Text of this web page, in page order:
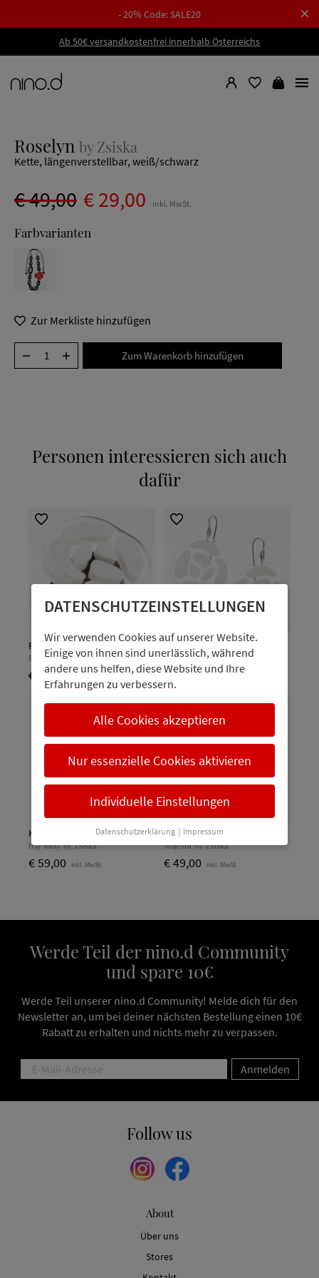
- 20% Code: SALE20
Ab 50€ versandkostenfrei innerhalb Österreichs
Roselyn by Zsiska
Kette, längenverstellbar, weiß/schwarz
€ 49,00 € 29,00 inkl. MwSt.
Farbvarianten
Zur Merkliste hinzufügen
Personen interessieren sich auch
dafür
Ring, weiß
Roselyn by Zsiska
€ 32,00 € 16,00 inkl. MwSt.
Ohrringe, weiß
Roselyn by Zsiska
€ 36,00 € 22,00
Kette, längenverstellbar, rot
Itsy bitsy by Zsiska
€ 59,00 inkl. MwSt.
Kette , kupfer
Majestic by Zsiska
€ 49,00 inkl. MwSt.
Werde Teil der nino.d Community
und spare 10€
Werde Teil unserer nino.d Community! Melde dich für den
Newsletter an, um bei deiner nächsten Bestellung einen 10€
Rabatt zu erhalten und nichts mehr zu verpassen.
Anmelden
Follow us
About
Über uns
Stores
DATENSCHUTZ­EINSTELLUNGEN
Wir verwenden Cookies auf unserer Website.
Einige von ihnen sind unerlässlich, während
andere uns helfen, diese Website und Ihre
Erfahrungen zu verbessern.
Alle Cookies akzeptieren
Nur essenzielle Cookies aktivieren
Individuelle Einstellungen
Datenschutzerklärung | Impressum